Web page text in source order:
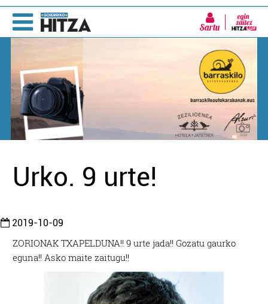
Sartu
Urko. 9 urte!
2019-10-09
ZORIONAK TXAPELDUNA!! 9 urte jada!! Gozatu gaurko
eguna!! Asko maite zaitugu!!